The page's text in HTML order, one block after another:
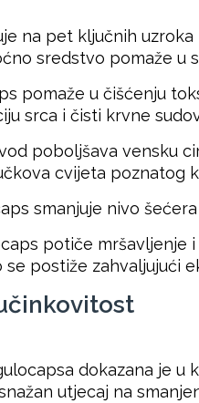
na pet ključnih
sredstvo pomaže u
pomaže u čišćenju
srca i čisti krvne
poboljšava vensku
cvijeta poznatog
smanjuje nivo
potiče
se postiže zahvaljujući
dokazana je u
utjecaj na